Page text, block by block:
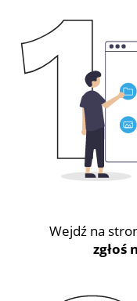
Wejdź na
zgłoś